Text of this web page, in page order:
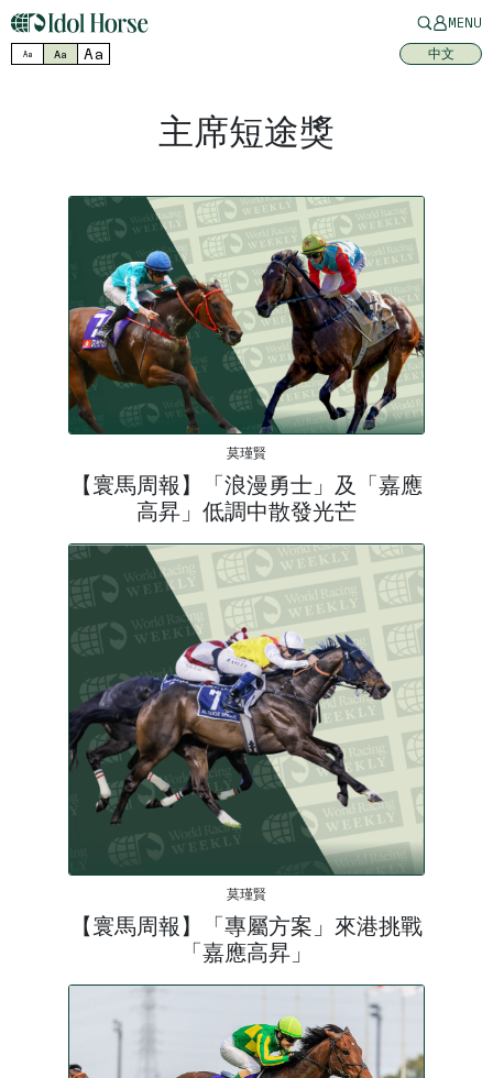
MENU
Aa Aa Aa 中文
主席短途獎
莫瑾賢
【寰馬周報】「浪漫勇士」及「嘉應
高昇」低調中散發光芒
莫瑾賢
【寰馬周報】「專屬方案」來港挑戰
「嘉應高昇」